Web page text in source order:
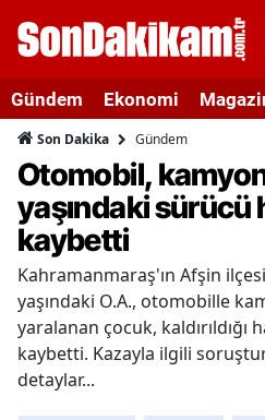
Gündem Ekonomi
Son Dakika Gündem
Otomobil,
yaşındaki sürücü
kaybetti
Kahramanmaraş'ın Afşin
yaşındaki O.A., otomobille
yaralanan çocuk, kaldırıldığı
kaybetti. Kazayla ilgili
detaylar...